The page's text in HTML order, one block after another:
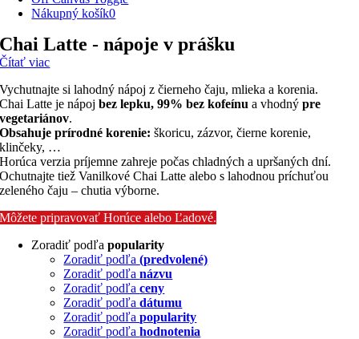
Nákupný košík0
Chai Latte - nápoje v prášku
Čítať viac
Vychutnajte si lahodný nápoj z čierneho čaju, mlieka a korenia.
Chai Latte je nápojbez lepku, 99% bez kofeínu a vhodnýpre
vegetariánov.
Obsahuje prírodné korenie: škoricu, zázvor, čierne korenie,
klinčeky, …
Horúca verzia príjemne zahreje počas chladných a upršaných dní.
Ochutnajte tiež Vanilkové Chai Latte alebo s lahodnou príchuťou
zeleného čaju – chutia výborne.
Môžete pripravovať Horúce alebo Ľadové.
Zoradiť podľapopularity
Zoradiť podľa(predvolené)
Zoradiť podľanázvu
Zoradiť podľaceny
Zoradiť podľadátumu
Zoradiť podľapopularity
Zoradiť podľahodnotenia